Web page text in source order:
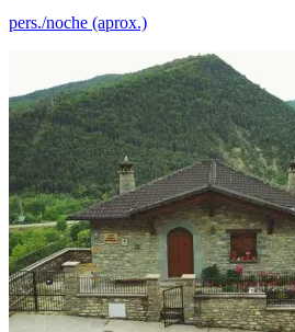
pers./noche (aprox.)